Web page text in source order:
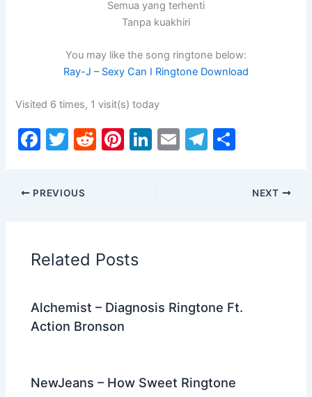
Semua yang terhenti
Tanpa kuakhiri
You may like the song ringtone below:
Ray-J – Sexy Can I Ringtone Download
Visited 6 times, 1 visit(s) today
F
c
e
o
o
k
T
itt
er
R
Pi Li E
T
ar
PREVIOUS NEXT
Related Posts
Alchemist – Diagnosis Ringtone Ft.
Action Bronson
NewJeans – How Sweet Ringtone